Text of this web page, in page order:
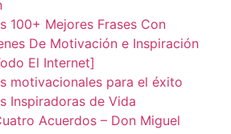
100+ Mejores Frases Con
De Motivación e Inspiración
El Internet]
motivacionales para el éxito
Inspiradoras de Vida
Acuerdos – Don Miguel